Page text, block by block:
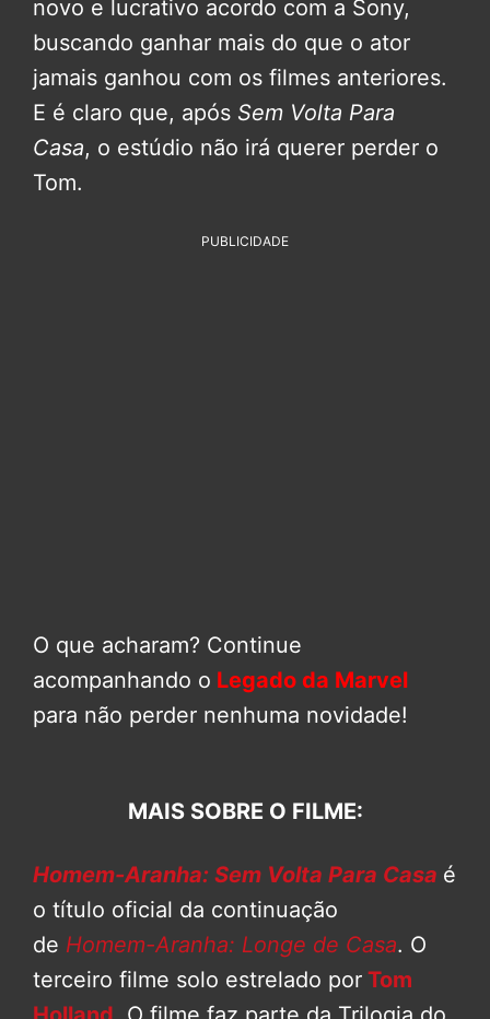
novo e lucrativo acordo com a Sony,
buscando ganhar mais do que o ator
jamais ganhou com os filmes anteriores.
E é claro que, após Sem Volta Para
Casa, o estúdio não irá querer perder o
Tom.
PUBLICIDADE
O que acharam? Continue
acompanhando o Legado da Marvel
para não perder nenhuma novidade!
MAIS SOBRE O FILME:
Homem-Aranha: Sem Volta Para Casa é
o título oficial da continuação
de Homem-Aranha: Longe de Casa. O
terceiro filme solo estrelado por Tom